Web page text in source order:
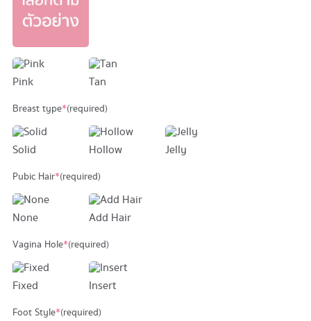
Pink Tan
Breast type*(required)
Solid Hollow Jelly
Pubic Hair*(required)
None Add Hair
Vagina Hole*(required)
Fixed Insert
Foot Style*(required)